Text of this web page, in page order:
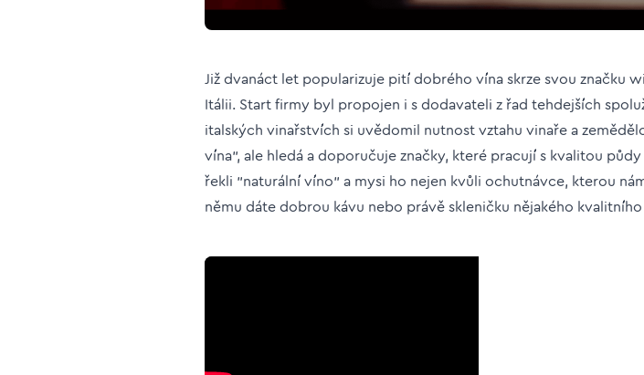
Již dvanáct let popularizuje pití dobrého vína skrze svou značku
Itálii. Start firmy byl propojen i s dodavateli z řad tehdejších
italských vinařstvích si uvědomil nutnost vztahu vinaře a
vína", ale hledá a doporučuje značky, které pracují s kvalitou
řekli "naturální víno" a mysi ho nejen kvůli ochutnávce, kterou
němu dáte dobrou kávu nebo právě skleničku nějakého